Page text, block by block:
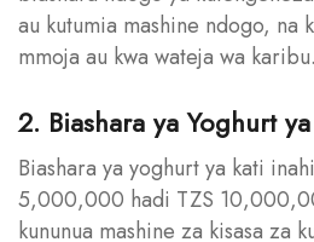
au kutumia mashine ndogo, na
mmoja au kwa wateja wa karibu.
2. Biashara ya Yoghurt
Biashara ya yoghurt ya kati
5,000,000 hadi TZS
kununua mashine za kisasa za